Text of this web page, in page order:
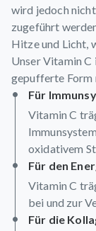
wird jedoch
zugeführt
Hitze und Licht,
Unser Vitamin
gepufferte
Für
Vitamin C
oxidativem
Für den
Vitamin C
bei und zur
Für die